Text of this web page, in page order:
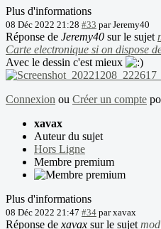
Plus d'informations
08 Déc 2022 21:28 #33 parJeremy40
Réponse de Jeremy40 sur le sujet
Carte electronique si on dispose
Avec le dessin c'est mieux
Connexion ou Créer un compte
xavax
Auteur du sujet
Hors Ligne
Membre premium
Plus d'informations
08 Déc 2022 21:47 #34 parxavax
Réponse de xavax sur le sujet